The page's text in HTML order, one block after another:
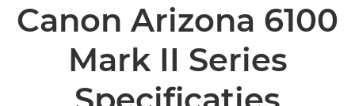
Zakelijke producten
Canon Arizona 6100
Mark II Series